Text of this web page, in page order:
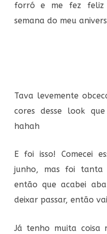
forró e me fez feliz
semana do meu
Tava levemente
cores desse look
hahah
E foi isso! Comecei
junho, mas foi tanta
então que acabei
deixar passar, então
Já tenho muita coisa